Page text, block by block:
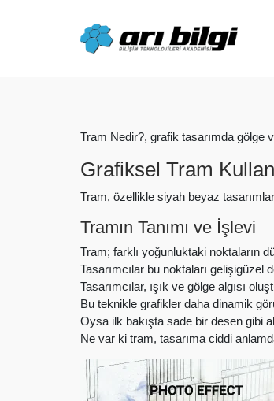
Tram Nedir?, grafik tasarımda gölge
Grafiksel Tram
Tram, özellikle siyah beyaz
Tramın Tanımı ve İşlevi
Tram; farklı yoğunluktaki noktaların
Tasarımcılar bu noktaları gelişigüzel
Tasarımcılar, ışık ve gölge algısı
Bu teknikle grafikler daha dinamik
Oysa ilk bakışta sade bir desen gibi
Ne var ki tram, tasarıma ciddi